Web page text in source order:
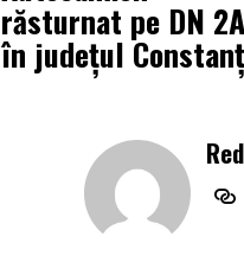
răsturnat pe DN 2A
în județul